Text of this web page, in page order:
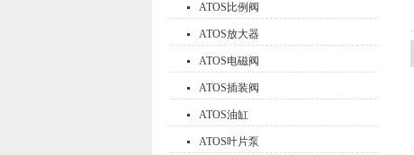
ATOS比例阀
ATOS放大器
ATOS电磁阀
ATOS插装阀
ATOS油缸
ATOS叶片泵